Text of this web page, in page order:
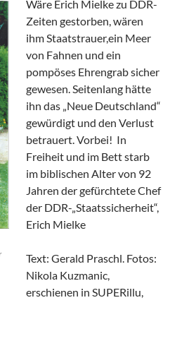
Wäre Erich Mielke zu DDR-
Zeiten gestorben, wären
ihm Staatstrauer,ein Meer
von Fahnen und ein
pompöses Ehrengrab sicher
gewesen. Seitenlang hätte
ihn das „Neue Deutschland“
gewürdigt und den Verlust
betrauert. Vorbei! In
Freiheit und im Bett starb
im biblischen Alter von 92
Jahren der gefürchtete Chef
der DDR-„Staatssicherheit“,
Erich Mielke
Text: Gerald Praschl. Fotos:
Nikola Kuzmanic,
erschienen in SUPERillu,